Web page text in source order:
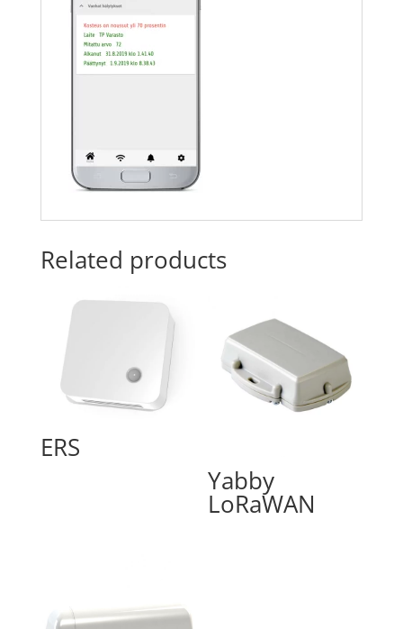
Related products
ERS
Yabby
LoRaWAN